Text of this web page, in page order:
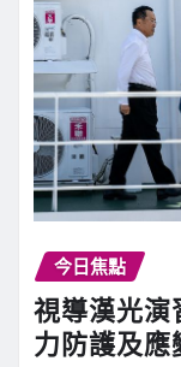
今日焦點
視導漢光演
力防護及應